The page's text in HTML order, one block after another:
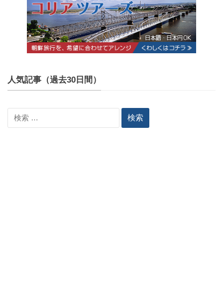
人気記事（過去30日間）
索: